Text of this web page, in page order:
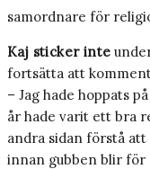
samordnare för
Kaj sticker inte
fortsätta att
– Jag hade hoppats
år hade varit ett bra
andra sidan förstå
innan gubben blir för